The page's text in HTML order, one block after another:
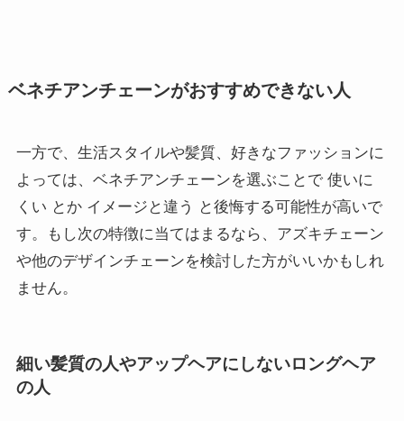
ベネチアンチェーンがおすすめできない人
一方で、生活スタイルや髪質、好きなファッションに
よっては、ベネチアンチェーンを選ぶことで 使いに
くい とか イメージと違う と後悔する可能性が高いで
す。もし次の特徴に当てはまるなら、アズキチェーン
や他のデザインチェーンを検討した方がいいかもしれ
ません。
細い髪質の人やアップヘアにしないロングヘア
の人